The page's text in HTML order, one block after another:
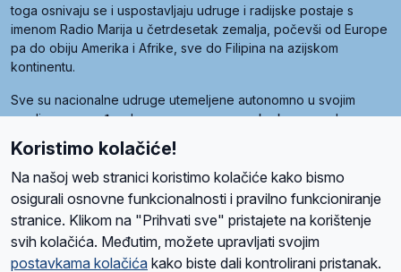
toga osnivaju se i uspostavljaju udruge i radijske postaje s
imenom Radio Marija u četrdesetak zemalja, počevši od Europe
pa do obiju Amerika i Afrike, sve do Filipina na azijskom
kontinentu.
Sve su nacionalne udruge utemeljene autonomno u svojim
zemljama, a međusobna su povezane preko krovne udruge
pod nazivom Svjetska obitelj Radio Marije (World Family of
Radio Maria). Svjetsku obitelj utemeljilo je sedam članica, među
kojima je i hrvatska Udruga Radio Marija.
O namaRadio ProgramVolonteriPrijateljiKontaktPravila privatnosti
Koristimo kolačiće!
Na našoj web stranici koristimo kolačiće kako bismo
osigurali osnovne funkcionalnosti i pravilno funkcioniranje
stranice. Klikom na "Prihvati sve" pristajete na korištenje
svih kolačića. Međutim, možete upravljati svojim
postavkama kolačića kako biste dali kontrolirani pristanak.